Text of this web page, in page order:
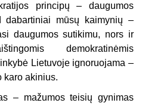
principų – daugumos
dabartiniai mūsų kaimynių –
daugumos sutikimu, nors ir
demokratinėmis
Lietuvoje ignoruojama –
karo akinius.
– mažumos teisių gynimas